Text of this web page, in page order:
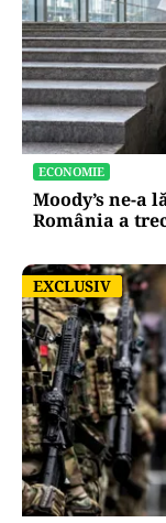
ECONOMIE
Moody’s ne-a
România a
EXCLUSIV
EXCLUSIV